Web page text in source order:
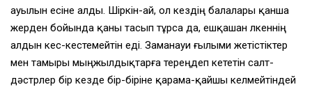
ауылын есіне алды. Шіркін-ай, ол кездің балалары қанша
жерден бойында қаны тасып тұрса да, ешқашан үлкеннің
алдын кес-кестемейтін еді. Заманауи ғылыми жетістіктер
мен тамыры мыңжылдықтарға тереңдеп кететін салт-
дәстүрлер бір кезде бір-біріне қарама-қайшы келмейтіндей